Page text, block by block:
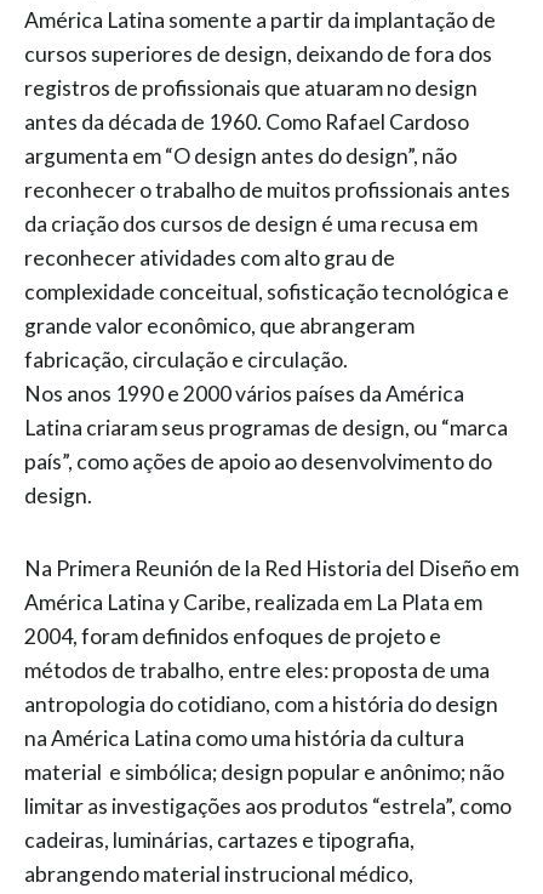
América Latina somente a partir da implantação de
cursos superiores de design, deixando de fora dos
registros de profissionais que atuaram no design
antes da década de 1960. Como Rafael Cardoso
argumenta em “O design antes do design”, não
reconhecer o trabalho de muitos profissionais antes
da criação dos cursos de design é uma recusa em
reconhecer atividades com alto grau de
complexidade conceitual, sofisticação tecnológica e
grande valor econômico, que abrangeram
fabricação, circulação e circulação.
Nos anos 1990 e 2000 vários países da América
Latina criaram seus programas de design, ou “marca
país”, como ações de apoio ao desenvolvimento do
design.
Na Primera Reunión de la Red Historia del Diseño em
América Latina y Caribe, realizada em La Plata em
2004, foram definidos enfoques de projeto e
métodos de trabalho, entre eles: proposta de uma
antropologia do cotidiano, com a história do design
na América Latina como uma história da cultura
material e simbólica; design popular e anônimo; não
limitar as investigações aos produtos “estrela”, como
cadeiras, luminárias, cartazes e tipografia,
abrangendo material instrucional médico,